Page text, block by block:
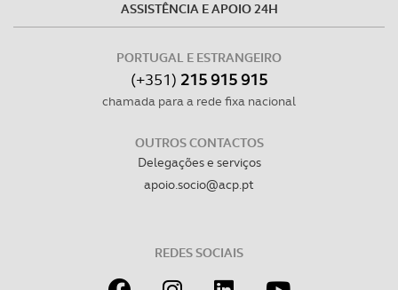
ASSISTÊNCIA E APOIO 24H
PORTUGAL E ESTRANGEIRO
(+351) 215 915 915
chamada para a rede fixa nacional
OUTROS CONTACTOS
Delegações e serviços
apoio.socio@acp.pt
REDES SOCIAIS